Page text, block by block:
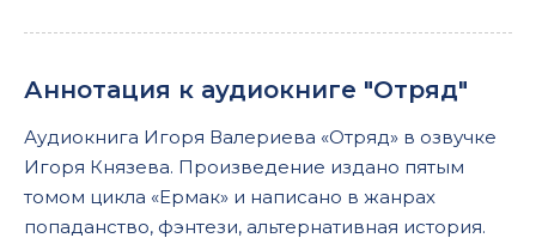
13
14
15
16
Аннотация к аудиокниге "Отряд"
Аудиокнига Игоря Валериева «Отряд» в озвучке
Игоря Князева. Произведение издано пятым
томом цикла «Ермак» и написано в жанрах
попаданство, фэнтези, альтернативная история.